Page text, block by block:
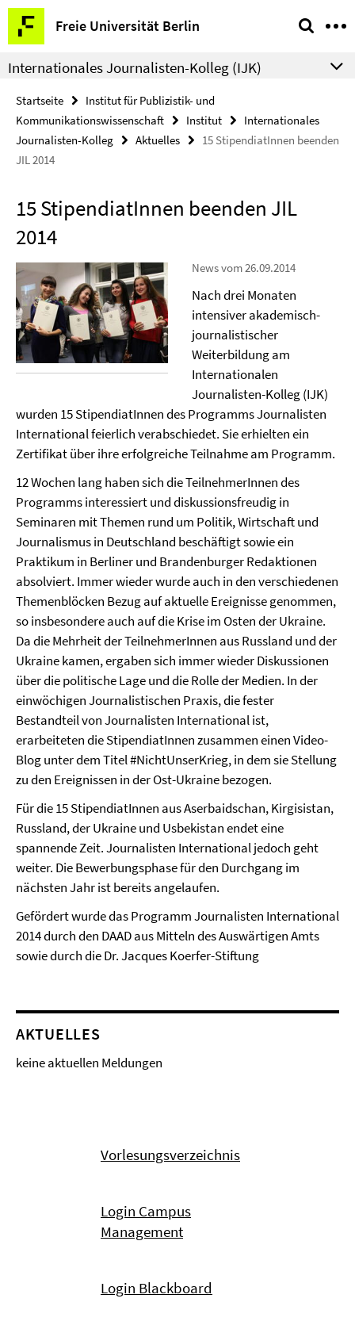
Springe
direkt
zu
Inhalt
Freie Universität Berlin
Service-
Navigation
Internationales Journalisten-Kolleg (IJK)
Startseite
Institut für Publizistik- und
Kommunikationswissenschaft
Institut
Internationales
Journalisten-Kolleg
Aktuelles
15 StipendiatInnen beenden
JIL 2014
15 StipendiatInnen beenden JIL
2014
News vom 26.09.2014
Nach drei Monaten
intensiver akademisch-
journalistischer
Weiterbildung am
Internationalen
Journalisten-Kolleg (IJK)
wurden 15 StipendiatInnen des Programms Journalisten
International feierlich verabschiedet. Sie erhielten ein
Zertifikat über ihre erfolgreiche Teilnahme am Programm.
12 Wochen lang haben sich die TeilnehmerInnen des
Programms interessiert und diskussionsfreudig in
Seminaren mit Themen rund um Politik, Wirtschaft und
Journalismus in Deutschland beschäftigt sowie ein
Praktikum in Berliner und Brandenburger Redaktionen
absolviert. Immer wieder wurde auch in den verschiedenen
Themenblöcken Bezug auf aktuelle Ereignisse genommen,
so insbesondere auch auf die Krise im Osten der Ukraine.
Da die Mehrheit der TeilnehmerInnen aus Russland und der
Ukraine kamen, ergaben sich immer wieder Diskussionen
über die politische Lage und die Rolle der Medien. In der
einwöchigen Journalistischen Praxis, die fester
Bestandteil von Journalisten International ist,
erarbeiteten die StipendiatInnen zusammen einen Video-
Blog unter dem Titel #NichtUnserKrieg, in dem sie Stellung
zu den Ereignissen in der Ost-Ukraine bezogen.
Für die 15 StipendiatInnen aus Aserbaidschan, Kirgisistan,
Russland, der Ukraine und Usbekistan endet eine
spannende Zeit. Journalisten International jedoch geht
weiter. Die Bewerbungsphase für den Durchgang im
nächsten Jahr ist bereits angelaufen.
Gefördert wurde das Programm Journalisten International
2014 durch den DAAD aus Mitteln des Auswärtigen Amts
sowie durch die Dr. Jacques Koerfer-Stiftung
AKTUELLES
keine aktuellen Meldungen
Vorlesungsverzeichnis
Login Campus
Management
Login Blackboard